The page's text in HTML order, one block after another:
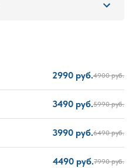
2990 руб.4900 руб.
3490 руб.5990 руб.
3990 руб.6490 руб.
4490 руб.7990 руб.